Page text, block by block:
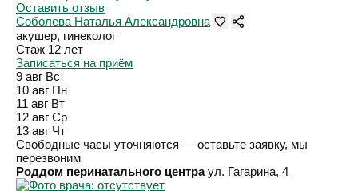
Оставить отзыв
Соболева Наталья Александровна
акушер, гинеколог
Стаж 12 лет
Записаться на приём
9 авг Вс
10 авг Пн
11 авг Вт
12 авг Ср
13 авг Чт
Свободные часы уточняются — оставьте заявку, мы
перезвоним
Роддом перинатального центра ул. Гагарина, 4